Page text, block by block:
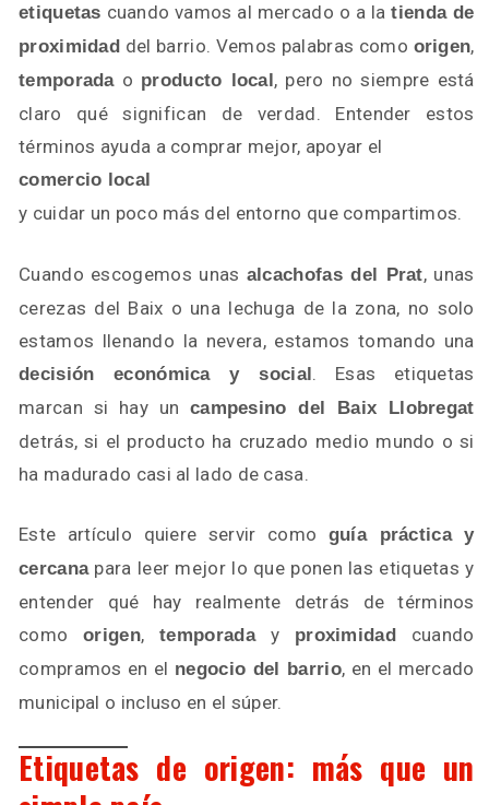
etiquetas cuando vamos al mercado o a latienda de
proximidad del barrio. Vemos palabras como origen,
temporadao producto local, pero no siempre está
claro qué significan de verdad. Entender estos
términos ayuda a comprar mejor, apoyar el
comercio local
y cuidar un poco más del entorno que compartimos.
Cuando escogemos unas alcachofas del Prat, unas
cerezas del Baix o una lechuga de la zona, no solo
estamos llenando la nevera, estamos tomando una
decisión económica y social. Esas etiquetas
marcan si hay un campesino del Baix Llobregat
detrás, si el producto ha cruzado medio mundo o si
ha madurado casi al lado de casa.
Este artículo quiere servir como guía práctica y
cercanapara leer mejor lo que ponen las etiquetas y
entender qué hay realmente detrás de términos
comoorigen,temporaday proximidadcuando
compramos en el negocio del barrio, en el mercado
municipal o incluso en el súper.
Etiquetas de origen: más que un